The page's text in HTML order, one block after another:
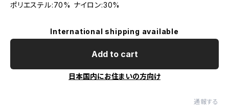
ポリエステル:70% ナイロン:30%
International shipping available
Add to cart
日本国内にお住まいの方向け
通報する